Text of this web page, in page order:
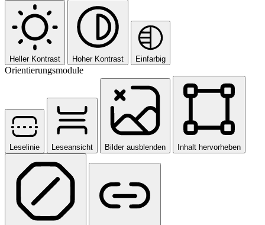
Heller Kontrast Hoher Kontrast Einfarbig
Orientierungsmodule
Leselinie Leseansicht Bilder ausblenden Inhalt hervorheben